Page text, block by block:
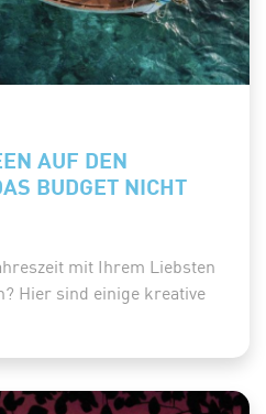
AUF DEN
BUDGET NICHT
mit Ihrem Liebsten
Hier sind einige kreative